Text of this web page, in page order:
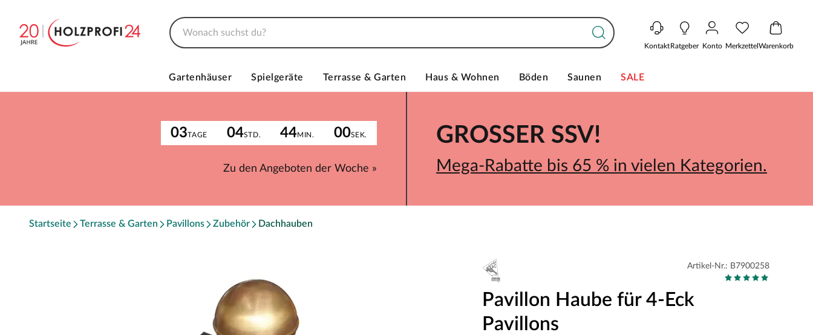
KontaktRatgeber Konto MerkzettelWarenkorb
Gartenhäuser Spielgeräte Terrasse & Garten Haus & Wohnen Böden Saunen SALE
03TAGE 04STD. 44MIN. 00SEK.
Zu den Angeboten der Woche »
GROSSER SSV!
Mega-Rabatte bis 65 % in vielen Kategorien.
Startseite Terrasse & Garten Pavillons Zubehör Dachhauben
Artikel-Nr.: B7900258
Pavillon Haube für 4-Eck
Pavillons